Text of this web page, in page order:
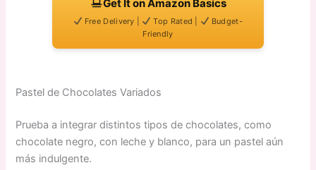
Get It on Amazon Basics
Free Delivery | Top Rated |
Budget-
Friendly
Pastel de Chocolates Variados
Prueba a integrar distintos tipos de chocolates, como
chocolate negro, con leche y blanco, para un pastel aún
más indulgente.